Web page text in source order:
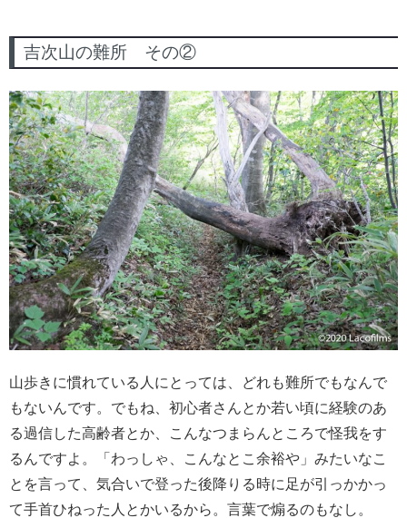
吉次山の難所 その②
山歩きに慣れている人にとっては、どれも難所でもなんで
もないんです。でもね、初心者さんとか若い頃に経験のあ
る過信した高齢者とか、こんなつまらんところで怪我をす
るんですよ。「わっしゃ、こんなとこ余裕や」みたいなこ
とを言って、気合いで登った後降りる時に足が引っかかっ
て手首ひねった人とかいるから。言葉で煽るのもなし。